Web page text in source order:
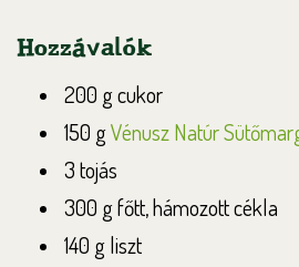
Hozzávalók
200 g cukor
150 gVénusz Natúr
3 tojás
300 g főtt, hámozott cékla
140 g liszt